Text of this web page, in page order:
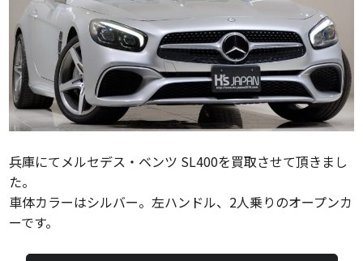
兵庫にてメルセデス・ベンツ SL400を買取させて頂きまし
た。
車体カラーはシルバー。左ハンドル、2人乗りのオープンカ
ーです。